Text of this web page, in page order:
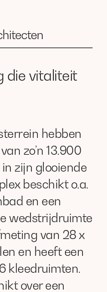
die vitaliteit
hebben
zo’n 13.900
zijn glooiende
beschikt o.a.
en een
wedstrijdruimte
van 28 x
en heeft een
kleedruimten.
over een